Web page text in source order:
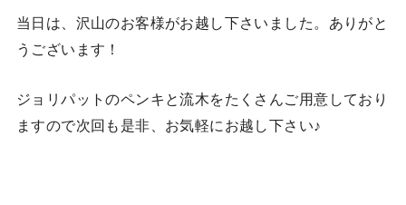
当日は、沢山のお客様がお越し下さいました。ありがと
うございます！
ジョリパットのペンキと流木をたくさんご用意しており
ますので次回も是非、お気軽にお越し下さい♪